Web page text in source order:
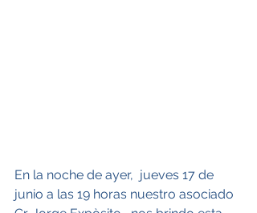
En la noche de ayer,  jueves 17 de
junio a las 19 horas nuestro asociado